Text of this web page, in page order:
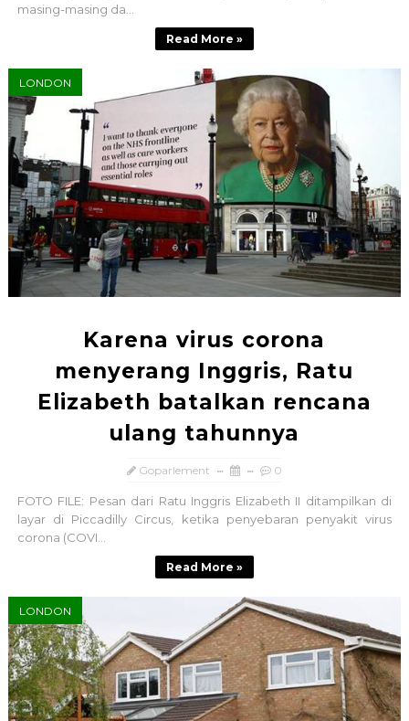
masing-masing da...
Read More »
LONDON
Karena virus corona
menyerang Inggris, Ratu
Elizabeth batalkan rencana
ulang tahunnya
Goparlement 0
FOTO FILE: Pesan dari Ratu Inggris Elizabeth II ditampilkan di
layar di Piccadilly Circus, ketika penyebaran penyakit virus
corona (COVI...
Read More »
LONDON